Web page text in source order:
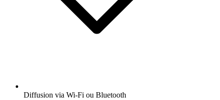
Diffusion via Wi-Fi ou Bluetooth